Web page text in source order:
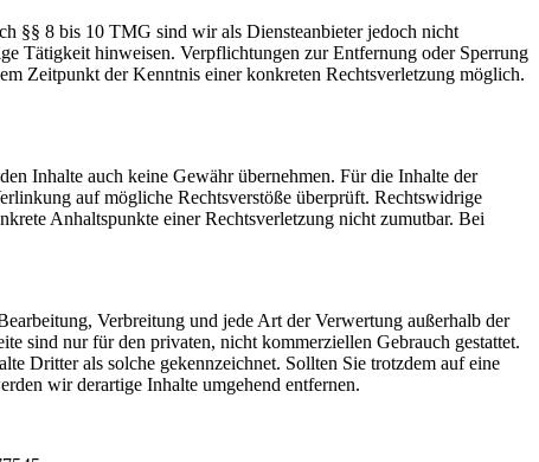
§§ 8 bis 10 TMG sind wir als Diensteanbieter jedoch nicht
Tätigkeit hinweisen. Verpflichtungen zur Entfernung oder Sperrung
Zeitpunkt der Kenntnis einer konkreten Rechtsverletzung möglich.
Inhalte auch keine Gewähr übernehmen. Für die Inhalte der
auf mögliche Rechtsverstöße überprüft. Rechtswidrige
Anhaltspunkte einer Rechtsverletzung nicht zumutbar. Bei
Verbreitung und jede Art der Verwertung außerhalb der
sind nur für den privaten, nicht kommerziellen Gebrauch gestattet.
Dritter als solche gekennzeichnet. Sollten Sie trotzdem auf eine
wir derartige Inhalte umgehend entfernen.